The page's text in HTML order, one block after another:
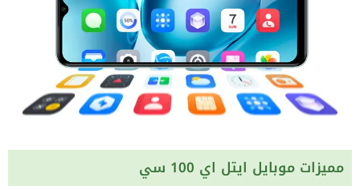
مميزات موبايل ايتل اي 100 سي